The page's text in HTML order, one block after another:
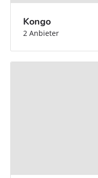
Kongo
2 Anbieter